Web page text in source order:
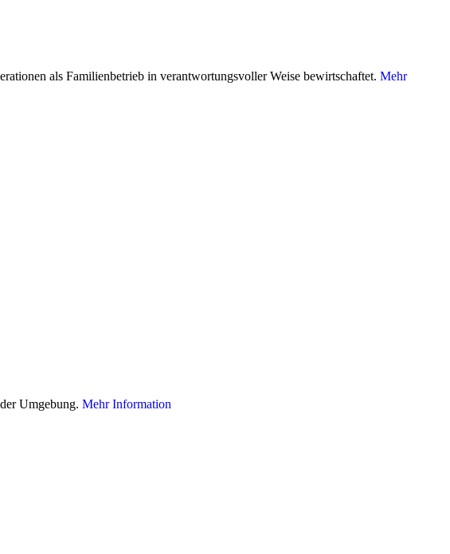
als Familienbetrieb in verantwortungsvoller Weise bewirtschaftet. Mehr
Umgebung. Mehr Information